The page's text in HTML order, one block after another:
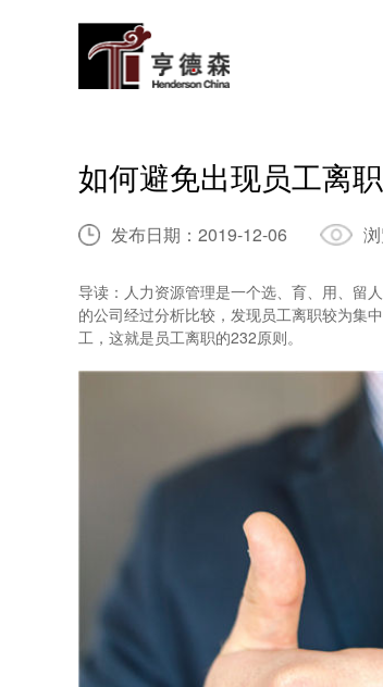
如何避免出现员工离
发布日期： 2019-12-06
导读：人力资源管理是一个选、育、用、留
的公司经过分析比较，发现员工离职较为集
工，这就是员工离职的232原则。